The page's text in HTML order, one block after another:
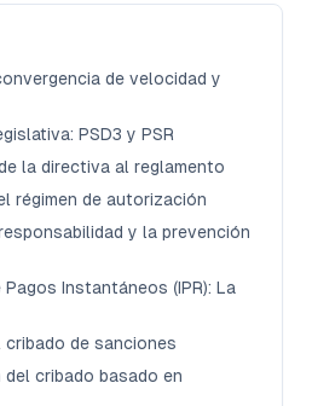
de velocidad y
PSD3 y PSR
la directiva al reglamento
régimen de autorización
y la prevención
Pagos Instantáneos (IPR): La
de sanciones
del cribado basado en